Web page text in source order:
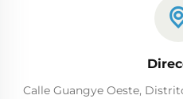
Calle Guangye Oeste,